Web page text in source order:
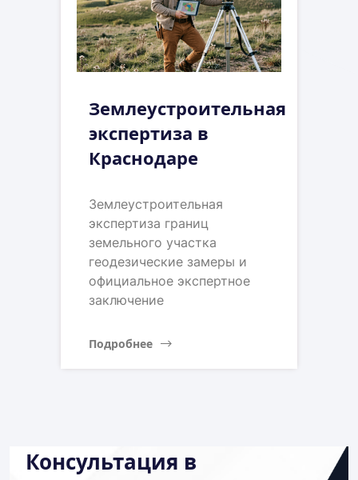
Землеустроительная
экспертиза в
Краснодаре
Землеустроительная
экспертиза границ
земельного участка
геодезические замеры и
официальное экспертное
заключение
Подробнее
Консультация в